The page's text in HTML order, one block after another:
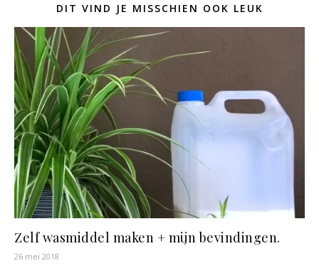
DIT VIND JE MISSCHIEN OOK LEUK
Zelf wasmiddel maken + mijn bevindingen.
26 mei 2018